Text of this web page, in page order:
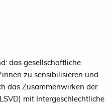
das gesellschaftliche
zu sensibilisieren und
das Zusammenwirken der
mit Intergeschlechtliche